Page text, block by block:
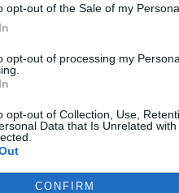
opt-out of the Sale of my
opt-out of processing my
opt-out of Collection, Use,
Data that Is Unrelated
CONFIRM
υποβολής των δηλώσεων
(ΟΣΔΕ) καθώς Υπουργείο
όρισε φέτος με τη
ως δαπάνη ανά αγρότη για την
Ενώσεις, όταν το 2010 το
τα 12 ευρώ παρακρατούνται
και της ψηφιοποποίησης των